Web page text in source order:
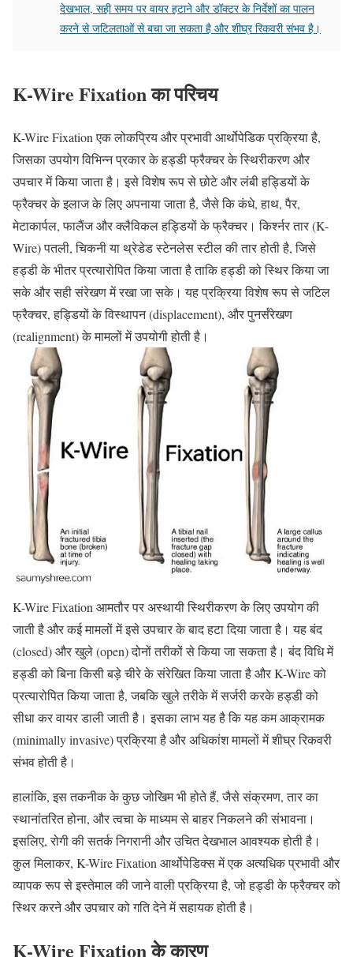
देखभाल, सही समय पर वायर हटाने और डॉक्टर के निर्देशों का पालन
करने से जटिलताओं से बचा जा सकता है और शीघ्र रिकवरी संभव है।
K-Wire Fixationकापरिचय
K-Wire Fixation एक लोकप्रिय और प्रभावी आर्थोपेडिक प्रक्रिया है,
जिसका उपयोग विभिन्न प्रकार के हड्डी फ्रैक्चर के स्थिरीकरण और
उपचार में किया जाता है। इसे विशेष रूप से छोटे और लंबी हड्डियों के
फ्रैक्चर के इलाज के लिए अपनाया जाता है, जैसे कि कंधे, हाथ, पैर,
मेटाकार्पल, फालैंज और क्लैविकल हड्डियों के फ्रैक्चर। किर्श्नर तार (K-
Wire) पतली, चिकनी या थ्रेडेड स्टेनलेस स्टील की तार होती है, जिसे
हड्डी के भीतर प्रत्यारोपित किया जाता है ताकि हड्डी को स्थिर किया जा
सके और सही संरेखण में रखा जा सके। यह प्रक्रिया विशेष रूप से जटिल
फ्रैक्चर, हड्डियों के विस्थापन (displacement), और पुनर्संरेखण
(realignment) के मामलों में उपयोगी होती है।
K-Wire Fixation आमतौर पर अस्थायी स्थिरीकरण के लिए उपयोग की
जाती है और कई मामलों में इसे उपचार के बाद हटा दिया जाता है। यह बंद
(closed) और खुले (open) दोनों तरीकों से किया जा सकता है। बंद विधि में
हड्डी को बिना किसी बड़े चीरे के संरेखित किया जाता है और K-Wire को
प्रत्यारोपित किया जाता है, जबकि खुले तरीके में सर्जरी करके हड्डी को
सीधा कर वायर डाली जाती है। इसका लाभ यह है कि यह कम आक्रामक
(minimally invasive) प्रक्रिया है और अधिकांश मामलों में शीघ्र रिकवरी
संभव होती है।
हालांकि, इस तकनीक के कुछ जोखिम भी होते हैं, जैसे संक्रमण, तार का
स्थानांतरित होना, और त्वचा के माध्यम से बाहर निकलने की संभावना।
इसलिए, रोगी की सतर्क निगरानी और उचित देखभाल आवश्यक होती है।
कुल मिलाकर, K-Wire Fixation आर्थोपेडिक्स में एक अत्यधिक प्रभावी और
व्यापक रूप से इस्तेमाल की जाने वाली प्रक्रिया है, जो हड्डी के फ्रैक्चर को
स्थिर करने और उपचार को गति देने में सहायक होती है।
K-Wire Fixationकेकारण